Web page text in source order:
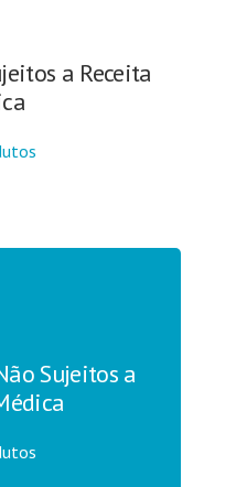
a Receita
Sujeitos a